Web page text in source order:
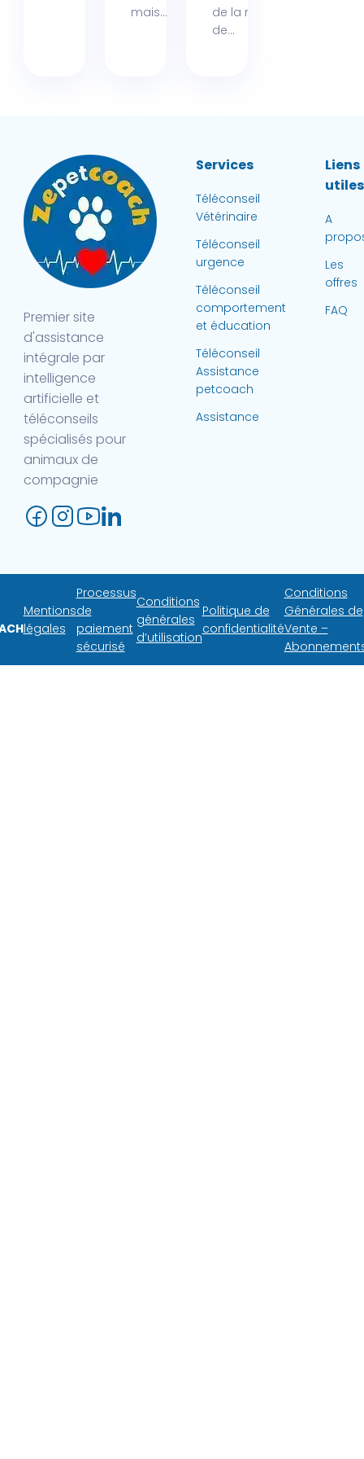
mais...
de la région
de...
Premier site
d'assistance
intégrale par
intelligence
artificielle et
téléconseils
spécialisés pour
animaux de
compagnie
Services
Téléconseil
Vétérinaire
Téléconseil
urgence
Téléconseil
comportement
et éducation
Téléconseil
Assistance
petcoach
Assistance
Liens
utiles
A
Les
offres
FAQ
Mentions
légales
Processus
de
paiement
sécurisé
Conditions
générales
d’utilisation
Politique de
confidentialité
Conditions
Générales de
Vente –